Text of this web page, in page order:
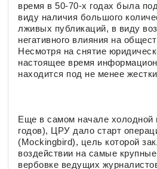
время в 50-70-х годах была
виду наличия большого
лживых публикаций, в виду
негативного влияния на
Несмотря на снятие
настоящее время
находится под не менее
Еще в самом начале холодной
годов), ЦРУ дало старт
(Mockingbird), цель которой
воздействии на самые
вербовке ведущих